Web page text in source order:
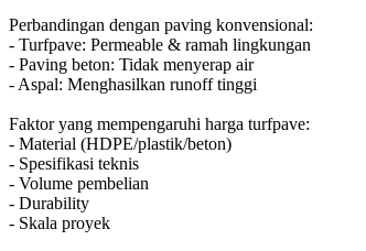
Perbandingan dengan paving konvensional:
- Turfpave: Permeable & ramah lingkungan
- Paving beton: Tidak menyerap air
- Aspal: Menghasilkan runoff tinggi
Faktor yang mempengaruhi harga turfpave:
- Material (HDPE/plastik/beton)
- Spesifikasi teknis
- Volume pembelian
- Durability
- Skala proyek